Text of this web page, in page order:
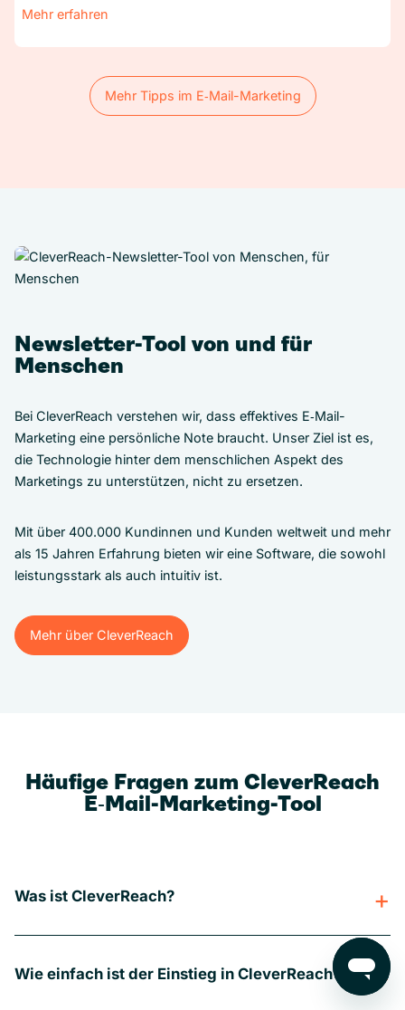
Mehr erfahren
Mehr Tipps im E‑Mail-Marketing
Mehr Tipps im E‑Mail-Marketing
Newsletter-Tool von und für
Menschen
Bei CleverReach verstehen wir, dass effektives E‑Mail-
Marketing eine persönliche Note braucht. Unser Ziel ist es,
die Technologie hinter dem menschlichen Aspekt des
Marketings zu unterstützen, nicht zu ersetzen.
Mit über 400.000 Kundinnen und Kunden weltweit und mehr
als 15 Jahren Erfahrung bieten wir eine Software, die sowohl
leistungsstark als auch intuitiv ist.
Mehr über CleverReach
Mehr über CleverReach
Häufige Fragen zum CleverReach
E‑Mail-Marketing-Tool
Was ist CleverReach?
Wie einfach ist der Einstieg in CleverReach?